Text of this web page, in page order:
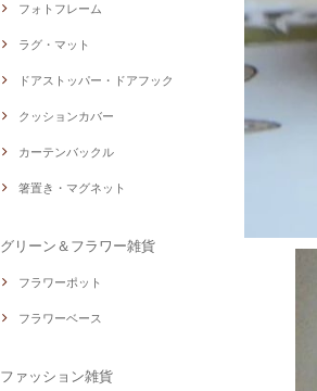
フォトフレーム
ラグ・マット
ドアストッパー・ドアフック
クッションカバー
カーテンバックル
箸置き・マグネット
グリーン＆フラワー雑貨
フラワーポット
フラワーベース
ファッション雑貨